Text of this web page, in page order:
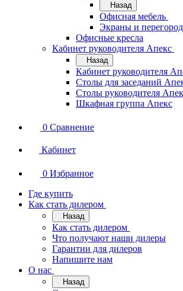
Назад
Офисная мебель
Экраны и
Офисные кресла
Кабинет руководителя Апекс
Назад
Кабинет руководителя
Столы для заседаний
Столы руководителя
Шкафная группа Апекс
0 Сравнение
Кабинет
0 Избранное
Где купить
Как стать дилером
Назад
Как стать дилером
Что получают наши дилеры
Гарантии для дилеров
Напишите нам
О нас
Назад